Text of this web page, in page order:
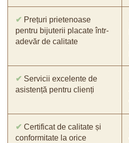
✔ Prețuri prietenoase
pentru bijuterii placate într-
adevăr de calitate
✔ Servicii excelente de
asistență pentru clienți
✔ Certificat de calitate și
conformitate la orice